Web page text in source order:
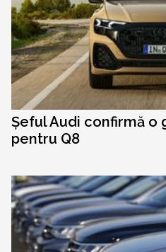
Șeful Audi confirmă o
pentru Q8